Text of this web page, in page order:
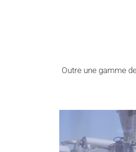
Outre une gamme